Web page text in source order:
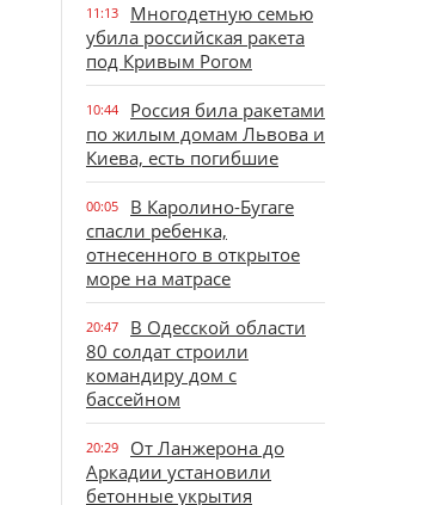
11:13
Многодетную семью
убила российская ракета
под Кривым Рогом
10:44
Россия била ракетами
по жилым домам Львова и
Киева, есть погибшие
00:05
В Каролино-Бугаге
спасли ребенка,
отнесенного в открытое
море на матрасе
20:47
В Одесской области
80 солдат строили
командиру дом с
бассейном
20:29
От Ланжерона до
Аркадии установили
бетонные укрытия